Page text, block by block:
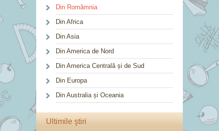
Din Româmnia
Din Africa
Din Asia
Din America de Nord
Din America Centrală și de Sud
Din Europa
Din Australia și Oceania
Ultimile ştiri